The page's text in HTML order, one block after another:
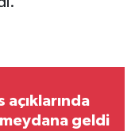
açıklarında
geldi